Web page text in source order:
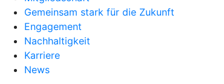
Gemeinsam stark für die Zukunft
Engagement
Nachhaltigkeit
Karriere
News